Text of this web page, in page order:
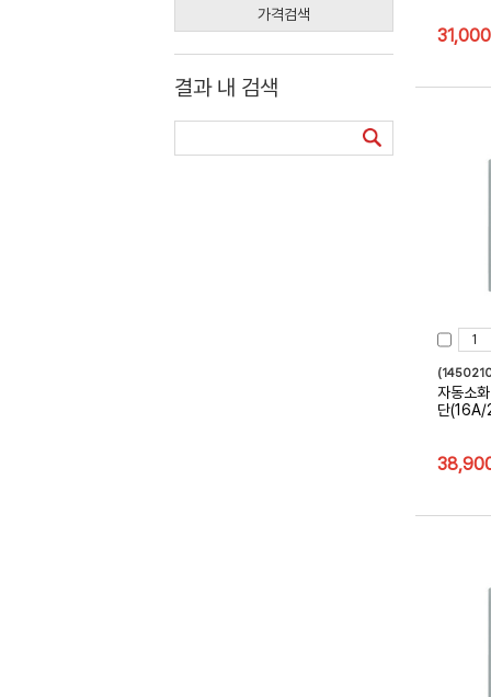
가격검색
결과 내 검색
31,000
자동소
단(16A/